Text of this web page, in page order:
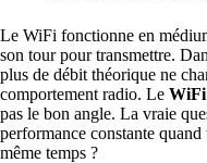
Le WiFi fonctionne en
son tour pour transmettre.
plus de débit théorique ne
comportement radio. Le WiFi
pas le bon angle. La vraie
performance constante
même temps ?